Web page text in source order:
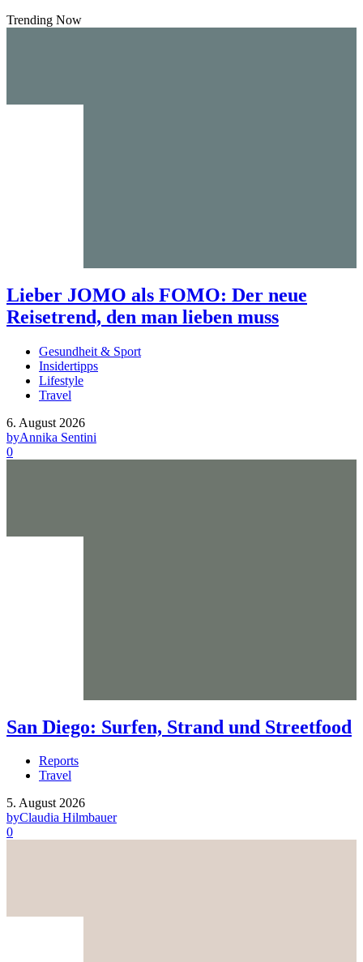
Trending Now
Lieber JOMO als FOMO: Der neue
Reisetrend, den man lieben muss
Gesundheit & Sport
Insidertipps
Lifestyle
Travel
6. August 2026
byAnnika Sentini
0
San Diego: Surfen, Strand und Streetfood
Reports
Travel
5. August 2026
byClaudia Hilmbauer
0